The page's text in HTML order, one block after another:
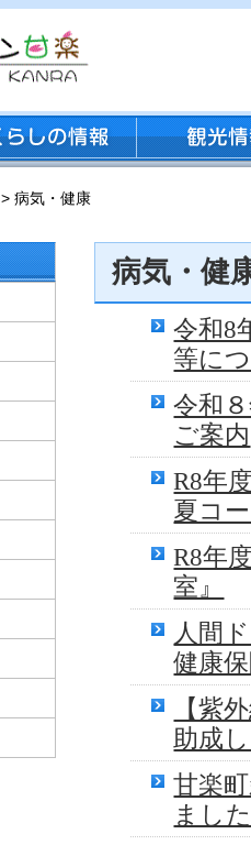
> 病気・健康
病気・健
令和8
等に
令和
ご案内
R8年
夏コ
R8年
室』
人間
健康
【紫
助成
甘楽
まし